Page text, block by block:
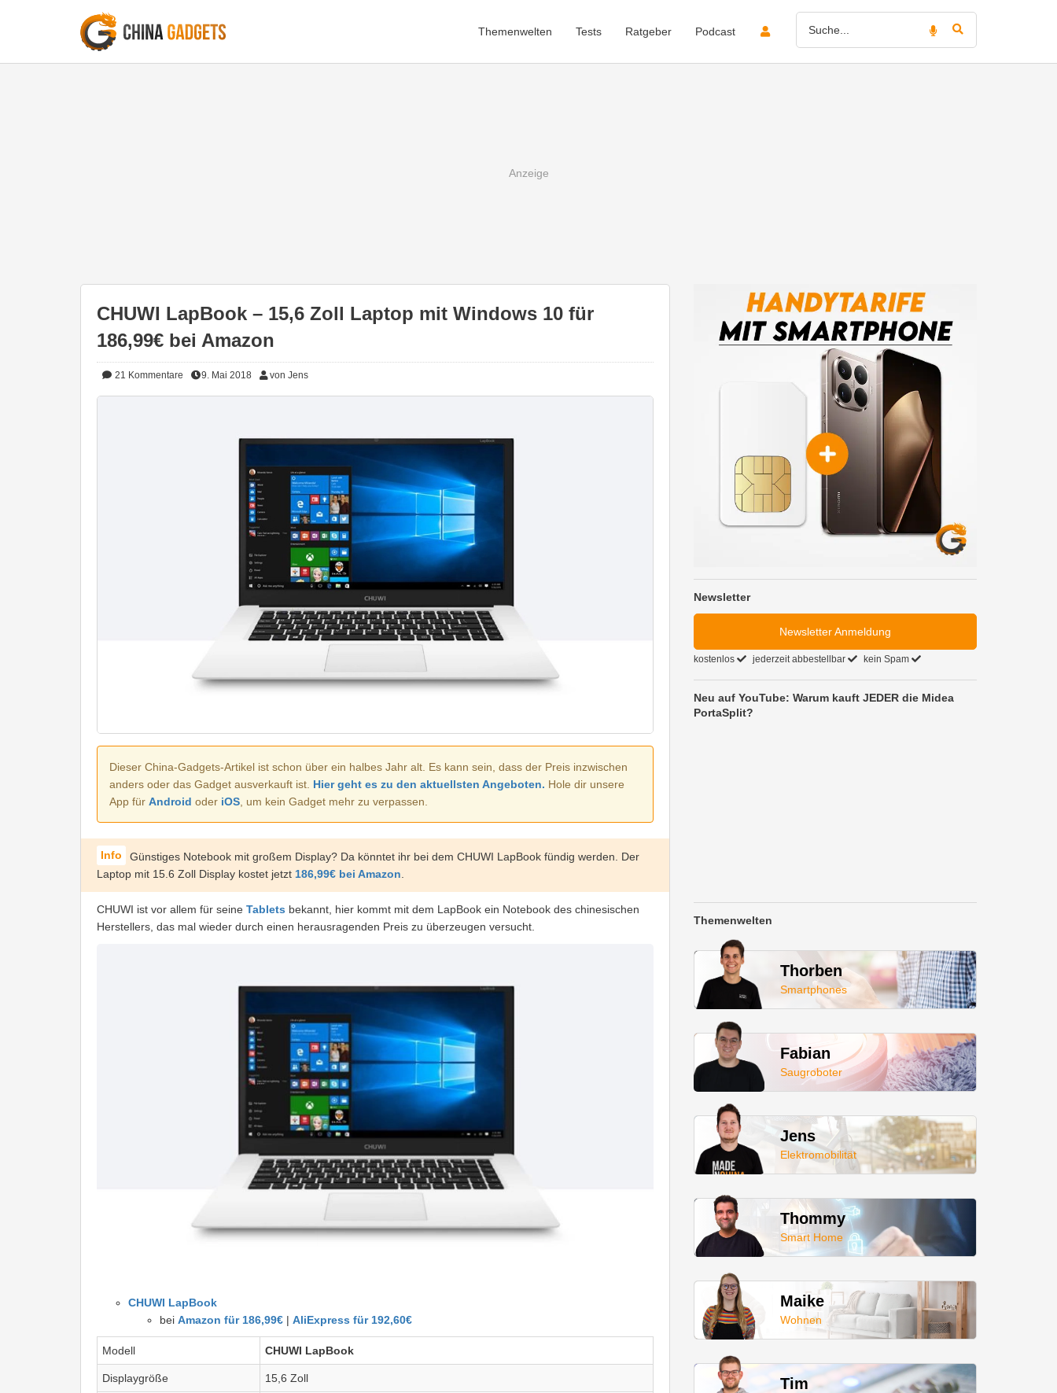
Themenwelten Tests Ratgeber Podcast
CHUWI LapBook – 15,6 Zoll Laptop mit Windows 10 für
186,99€ bei Amazon
21 Kommentare 9. Mai 2018 von Jens
Dieser China-Gadgets-Artikel ist schon über ein halbes Jahr alt. Es kann sein, dass der Preis inzwischen
anders oder das Gadget ausverkauft ist. Hier geht es zu den aktuellsten Angeboten. Hole dir unsere
App für Android oder iOS, um kein Gadget mehr zu verpassen.
Günstiges Notebook mit großem Display? Da könntet ihr bei dem CHUWI LapBook fündig werden. Der
Laptop mit 15.6 Zoll Display kostet jetzt 186,99€ bei Amazon.
CHUWI ist vor allem für seine Tablets bekannt, hier kommt mit dem LapBook ein Notebook des chinesischen
Herstellers, das mal wieder durch einen herausragenden Preis zu überzeugen versucht.
CHUWI LapBook
bei Amazon für 186,99€ | AliExpress für 192,60€
Modell CHUWI LapBook
Displaygröße 15,6 Zoll
Newsletter
Newsletter Anmeldung
kostenlos jederzeit abbestellbar kein Spam
Neu auf YouTube: Warum kauft JEDER die Midea
PortaSplit?
Themenwelten
Thorben
Smartphones
Fabian
Saugroboter
Jens
Elektromobilität
Thommy
Smart Home
Maike
Wohnen
Tim